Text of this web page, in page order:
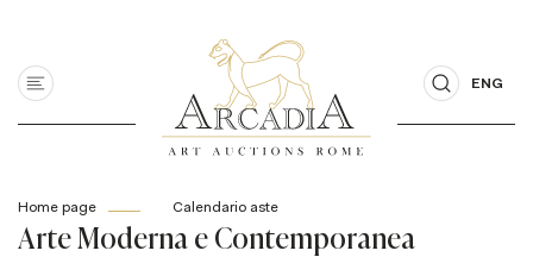
ENG
Home page Calendario aste
Arte Moderna e Contemporanea